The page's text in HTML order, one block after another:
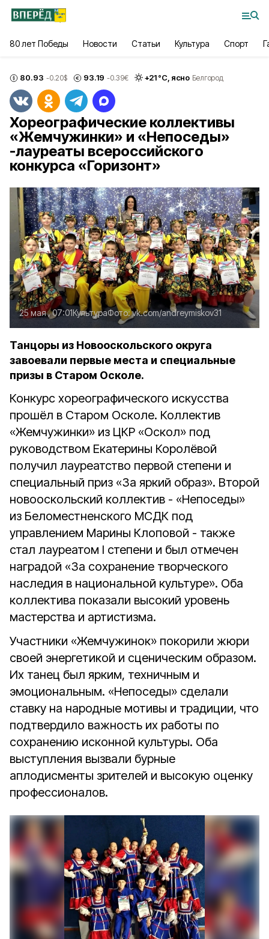
80 лет Победы Новости Статьи Культура Спорт
80.93 -0.20$ 93.19 -0.39€ +21°С, ясно Белгород
Хореографические коллективы
«Жемчужинки» и «Непоседы»
-лауреаты всероссийского
конкурса «Горизонт»
25 мая , 07:01КультураФото:vk.com/andreymiskov31
Танцоры из Новооскольского округа
завоевали первые места и специальные
призы в Старом Осколе.
Конкурс хореографического искусства
прошёл в Старом Осколе. Коллектив
«Жемчужинки» из ЦКР «Оскол» под
руководством Екатерины Королёвой
получил лауреатство первой степени и
специальный приз «За яркий образ». Второй
новооскольский коллектив - «Непоседы»
из Беломестненского МСДК под
управлением Марины Клоповой - также
стал лауреатом I степени и был отмечен
наградой «За сохранение творческого
наследия в национальной культуре». Оба
коллектива показали высокий уровень
мастерства и артистизма.
Участники «Жемчужинок» покорили жюри
своей энергетикой и сценическим образом.
Их танец был ярким, техничным и
эмоциональным. «Непоседы» сделали
ставку на народные мотивы и традиции, что
подтвердило важность их работы по
сохранению исконной культуры. Оба
выступления вызвали бурные
аплодисменты зрителей и высокую оценку
профессионалов.